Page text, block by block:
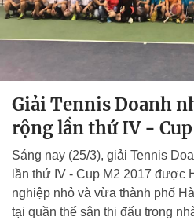
Giải Tennis Doanh
rộng lần thứ IV - Cup
Sáng nay (25/3), giải Tennis
lần thứ IV - Cup M2 2017 được
nghiệp nhỏ và vừa thành phố
tại quần thể sân thi đấu trong